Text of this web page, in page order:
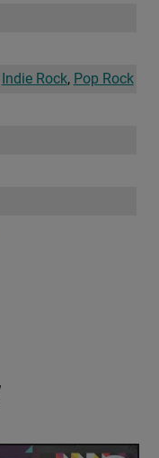
Indie Rock, Pop Rock